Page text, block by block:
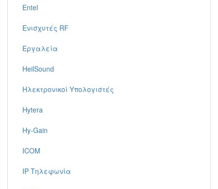
Entel
Ενισχυτές RF
Εργαλεία
HeilSound
Ηλεκτρονικοί Υπολογιστές
Hytera
Hy-Gain
ICOM
IP Τηλεφωνία